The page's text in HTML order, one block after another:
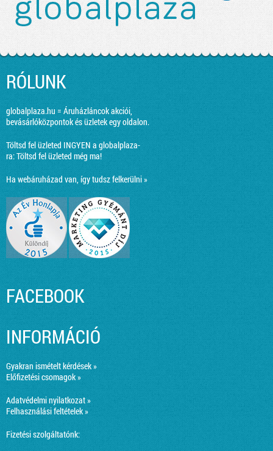
RÓLUNK
globalplaza.hu = Áruházláncok akciói,
bevásárlóközpontok és üzletek egy oldalon.
Töltsd fel üzleted INGYEN a globalplaza-
ra:Töltsd fel üzleted még ma!
Ha webáruházad van, így tudsz felkerülni »
FACEBOOK
INFORMÁCIÓ
Gyakran ismételt kérdések »
Előfizetési csomagok »
Adatvédelmi nyilatkozat »
Felhasználási feltételek »
Fizetési szolgáltatónk: